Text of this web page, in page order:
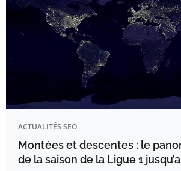
ACTUALITÉS SEO
Montées et descentes : le
de la saison de la Ligue 1